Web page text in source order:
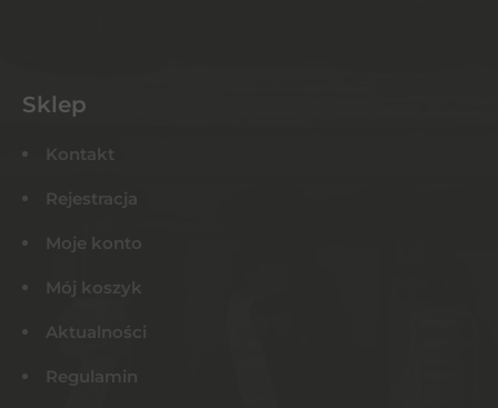
Sklep
Kontakt
Rejestracja
Moje konto
Mój koszyk
Aktualności
Regulamin